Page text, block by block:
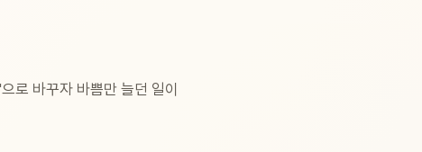
로 바꾸자 바쁨만 늘던 일이